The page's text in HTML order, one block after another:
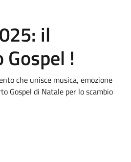
il
Gospel !
che unisce musica, emozione
Gospel di Natale per lo scambio